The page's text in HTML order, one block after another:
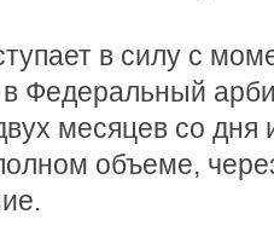
в силу с
Федеральный
месяцев со дня
объеме,